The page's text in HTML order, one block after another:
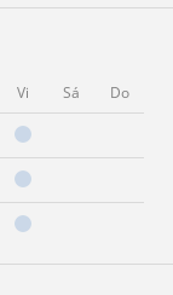
Vi Sá Do